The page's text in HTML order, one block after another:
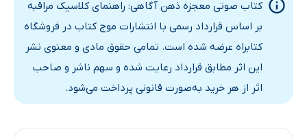
کتاب صوتی معجزه ذهن آگاهی: راهنمای کلاسیک مراقبه
بر اساس قرارداد رسمی با انتشارات موج کتاب در فروشگاه
کتابراه عرضه شده است. تمامی حقوق مادی و معنوی نشر
این اثر مطابق قرارداد رعایت شده و سهم ناشر و صاحب
اثر از هر خرید به‌صورت قانونی پرداخت می‌شود.